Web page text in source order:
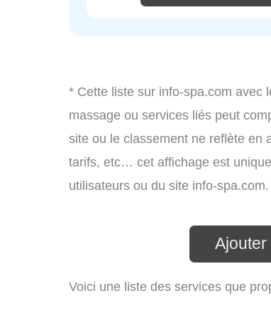
* Cette liste sur info-spa.com avec
massage ou services liés peut
site ou le classement ne reflète en
tarifs, etc… cet affichage est
utilisateurs ou du site info-
Voici une liste des services que